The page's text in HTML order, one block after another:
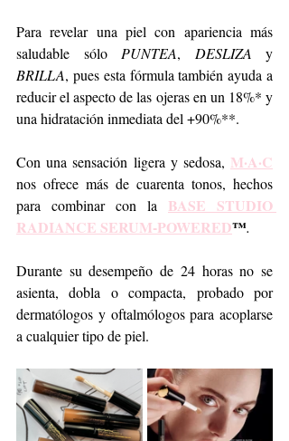
Para revelar una piel con apariencia más
saludable sólo PUNTEA, DESLIZA
BRILLA, pues esta fórmula también ayuda a
reducir el aspecto de las ojeras en un 18%* y
una hidratación inmediata del +90%**.
Con una sensación ligera y sedosa, M·A·C
nos ofrece más de cuarenta tonos, hechos
para combinar con la BASE STUDIO
RADIANCE SERUM-POWERED™.
Durante su desempeño de 24 horas no se
asienta, dobla o compacta, probado por
dermatólogos y oftalmólogos para acoplarse
a cualquier tipo de piel.